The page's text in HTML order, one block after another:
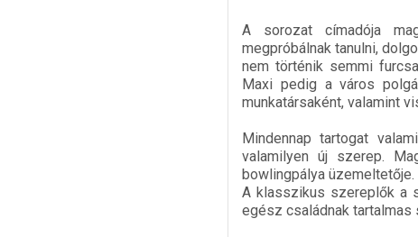
A sorozat címadója
megpróbálnak tanulni,
nem történik semmi
Maxi pedig a város
munkatársaként, valamint
Mindennap tartogat
valamilyen új szerep.
bowlingpálya
A klasszikus szereplők a
egész családnak